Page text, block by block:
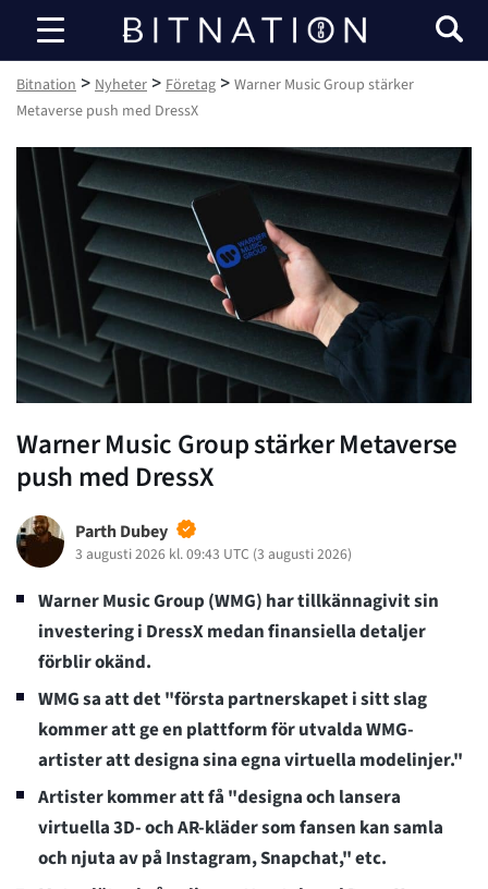
Bitnation
Bitnation > Nyheter > Företag > Warner Music Group stärker
Metaverse push med DressX
Warner Music Group stärker Metaverse
push med DressX
Parth Dubey
3 augusti 2026 kl. 09:43 UTC (3 augusti 2026)
Warner Music Group (WMG) har tillkännagivit sin
investering i DressX medan finansiella detaljer
förblir okänd.
WMG sa att det "första partnerskapet i sitt slag
kommer att ge en plattform för utvalda WMG-
artister att designa sina egna virtuella modelinjer."
Artister kommer att få "designa och lansera
virtuella 3D- och AR-kläder som fansen kan samla
och njuta av på Instagram, Snapchat," etc.